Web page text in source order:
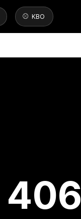
KBO
844